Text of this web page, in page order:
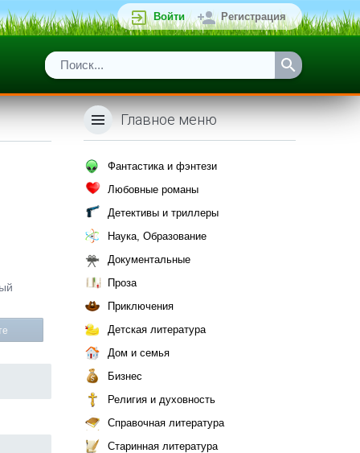
Войти Регистрация
Главное меню
Фантастика и фэнтези
Любовные романы
Детективы и триллеры
Наука, Образование
Документальные
Проза
Приключения
Детская литература
Дом и семья
Бизнес
Религия и духовность
Справочная литература
Старинная литература